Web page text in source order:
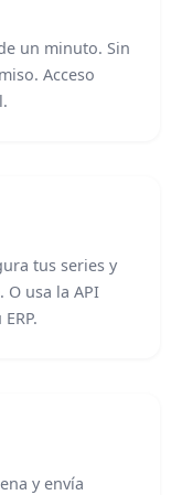
un minuto. Sin
Acceso
tus series y
usa la API
y envía